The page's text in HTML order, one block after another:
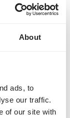
About
ads, to
our traffic.
of our site with